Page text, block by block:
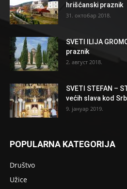
hrišćanski praznik
31. октобар 2018.
SVETI ILIJA
praznik
2. август 2018.
SVETI STEFAN –
većih slava kod
9. јануар 2019.
POPULARNA KATEGORIJA
Društvo
Užice